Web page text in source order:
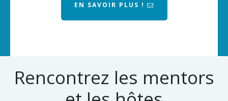
EN SAVOIR PLUS !
Rencontrez les mentors